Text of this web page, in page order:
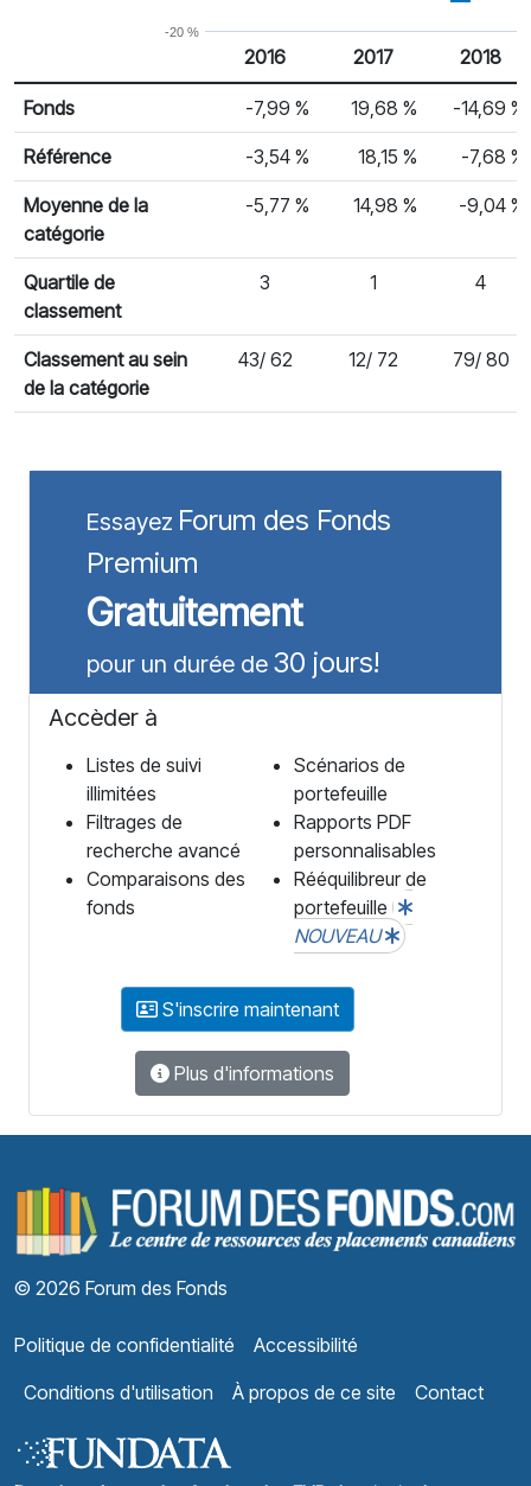
-20 %
Rendement par année civile
% Rendement
2016 2017 2018
Fonds -7,99 % 19,68 % -14,69 %
Référence -3,54 % 18,15 % -7,68 %
Moyenne de la
catégorie
-5,77 % 14,98 % -9,04 %
Quartile de
classement
3 1 4
Classement au sein
de la catégorie
43/ 62 12/ 72 79/ 80
Essayez Forum des Fonds
Premium
Gratuitement
pour un durée de 30 jours!
Accèder à
Listes de suivi
illimitées
Filtrages de
recherche avancé
Comparaisons des
fonds
Scénarios de
portefeuille
Rapports PDF
personnalisables
Rééquilibreur de
portefeuille
NOUVEAU
S'inscrire maintenant
Plus d'informations
© 2026 Forum des Fonds
Politique de confidentialité
Accessibilité
Conditions d'utilisation
À propos de ce site Contact